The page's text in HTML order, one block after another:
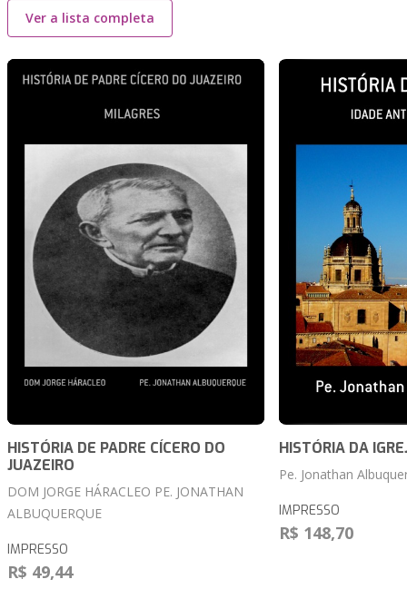
Ver a lista completa
HISTÓRIA DE PADRE CÍCERO DO
JUAZEIRO
DOM JORGE HÁRACLEO PE. JONATHAN
ALBUQUERQUE
IMPRESSO
R$ 49,44
HISTÓRIA DA
Pe. Jonathan
IMPRESSO
R$ 148,70